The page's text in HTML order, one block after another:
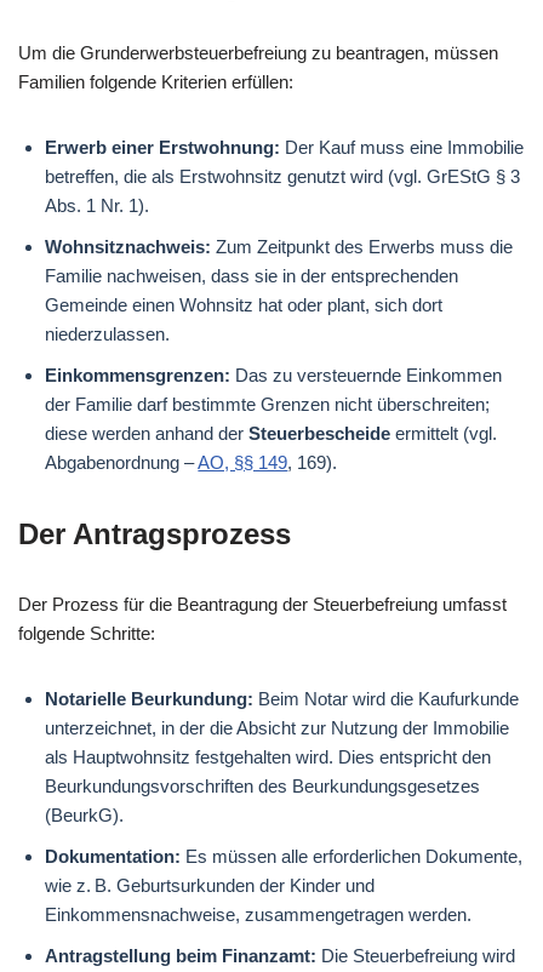
Um die Grunderwerbsteuerbefreiung zu beantragen, müssen
Familien folgende Kriterien erfüllen:
Erwerb einer Erstwohnung: Der Kauf muss eine Immobilie
betreffen, die als Erstwohnsitz genutzt wird (vgl. GrEStG § 3
Abs. 1 Nr. 1).
Wohnsitznachweis: Zum Zeitpunkt des Erwerbs muss die
Familie nachweisen, dass sie in der entsprechenden
Gemeinde einen Wohnsitz hat oder plant, sich dort
niederzulassen.
Einkommensgrenzen: Das zu versteuernde Einkommen
der Familie darf bestimmte Grenzen nicht überschreiten;
diese werden anhand derSteuerbescheide ermittelt (vgl.
Abgabenordnung –AO, §§ 149, 169).
Der Antragsprozess
Der Prozess für die Beantragung der Steuerbefreiung umfasst
folgende Schritte:
Notarielle Beurkundung: Beim Notar wird die Kaufurkunde
unterzeichnet, in der die Absicht zur Nutzung der Immobilie
als Hauptwohnsitz festgehalten wird. Dies entspricht den
Beurkundungsvorschriften des Beurkundungsgesetzes
(BeurkG).
Dokumentation: Es müssen alle erforderlichen Dokumente,
wie z. B. Geburtsurkunden der Kinder und
Einkommensnachweise, zusammengetragen werden.
Antragstellung beim Finanzamt: Die Steuerbefreiung wird